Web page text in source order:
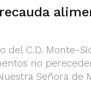
del C.D. Monte-
no
Señora de